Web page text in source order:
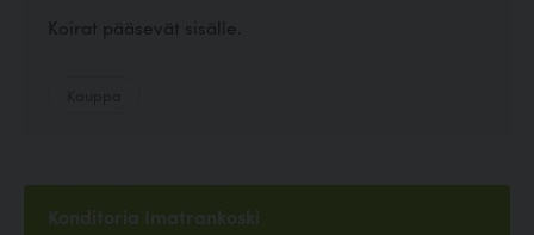
Koirat pääsevät sisälle.
Konditoria Imatrankoski